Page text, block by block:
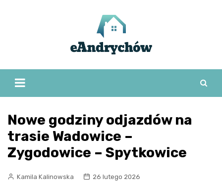
Nowe godziny odjazdów na
trasie Wadowice –
Zygodowice – Spytkowice
Kamila Kalinowska
26 lutego 2026